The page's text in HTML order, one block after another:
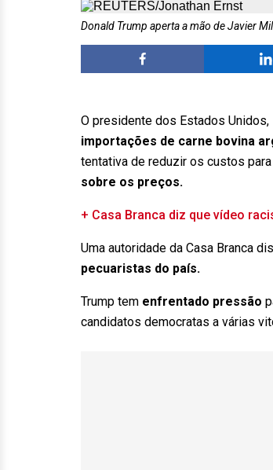
Donald Trump aperta a mão de Javier
O presidente dos Estados
importações de carne bovina
tentativa de reduzir os custos
sobre os preços.
+ Casa Branca diz que vídeo
Uma autoridade da Casa Branca
pecuaristas do país.
Trump tem enfrentado pressão
candidatos democratas a várias